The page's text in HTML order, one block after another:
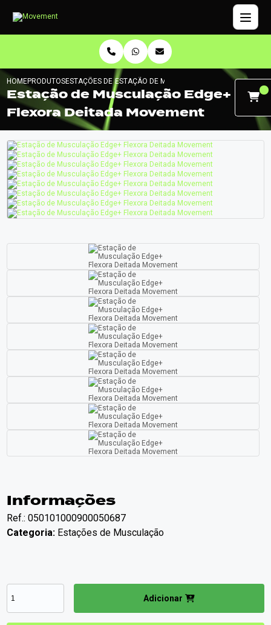
HOMEPRODUTOSESTAÇÕES DE MUSCULAÇÃOESTAÇÃO DE MUSCULAÇÃO EDGE+ FLEXORA
Estação de Musculação Edge+
Flexora Deitada Movement
Informações
Ref.: 050101000900050687
Categoria: Estações de Musculação
Adicionar